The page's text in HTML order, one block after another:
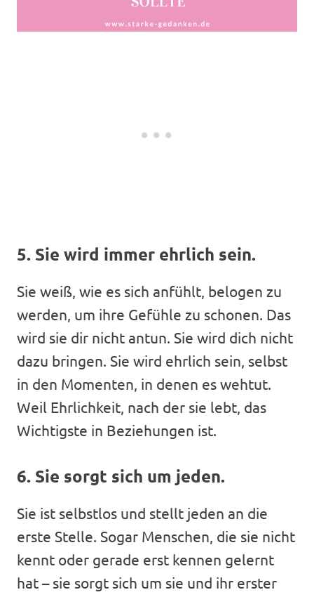
5. Sie wird immer ehrlich sein.
Sie weiß, wie es sich anfühlt, belogen zu
werden, um ihre Gefühle zu schonen. Das
wird sie dir nicht antun. Sie wird dich nicht
dazu bringen. Sie wird ehrlich sein, selbst
in den Momenten, in denen es wehtut.
Weil Ehrlichkeit, nach der sie lebt, das
Wichtigste in Beziehungen ist.
6. Sie sorgt sich um jeden.
Sie ist selbstlos und stellt jeden an die
erste Stelle. Sogar Menschen, die sie nicht
kennt oder gerade erst kennen gelernt
hat – sie sorgt sich um sie und ihr erster